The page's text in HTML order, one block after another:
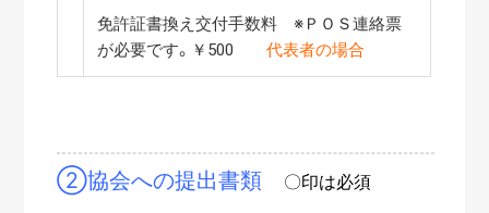
免許証書換え交付手数料 ※ＰＯＳ連絡票
が必要です。￥500代表者の場合
②協会への提出書類 〇印は必須